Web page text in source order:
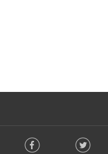
o Facebook Twitter